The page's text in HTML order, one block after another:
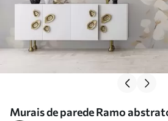
Murais de parede Ramo